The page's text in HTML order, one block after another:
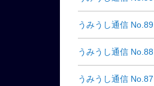
うみうし通信 No.89
うみうし通信 No.88
うみうし通信 No.87